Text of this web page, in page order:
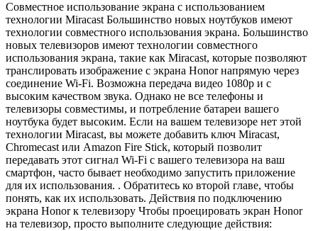
Совместное использование экрана с использованием
технологии Miracast Большинство новых ноутбуков имеют
технологии совместного использования экрана. Большинство
новых телевизоров имеют технологии совместного
использования экрана, такие как Miracast, которые позволяют
транслировать изображение с экрана Honor напрямую через
соединение Wi-Fi. Возможна передача видео 1080p и с
высоким качеством звука. Однако не все телефоны и
телевизоры совместимы, и потребление батареи вашего
ноутбука будет высоким. Если на вашем телевизоре нет этой
технологии Miracast, вы можете добавить ключ Miracast,
Chromecast или Amazon Fire Stick, который позволит
передавать этот сигнал Wi-Fi с вашего телевизора на ваш
смартфон, часто бывает необходимо запустить приложение
для их использования. . Обратитесь ко второй главе, чтобы
понять, как их использовать. Действия по подключению
экрана Honor к телевизору Чтобы проецировать экран Honor
на телевизор, просто выполните следующие действия: